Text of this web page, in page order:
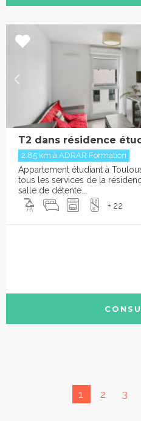
T2 dans résidence
2.85 km à ADRAR Formation
Appartement étudiant à
tous les services de la
salle de détente...
+ 22
1 2 3